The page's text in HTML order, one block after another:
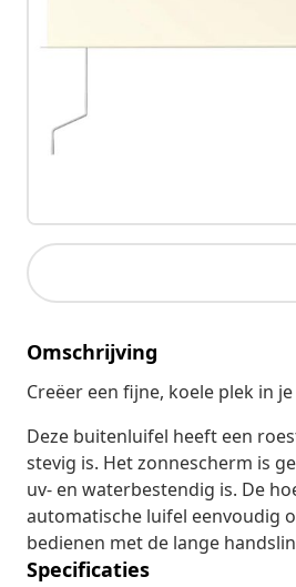
Omschrijving
Creëer een fijne, koele plek in
Deze buitenluifel heeft een
stevig is. Het zonnescherm is
uv- en waterbestendig is. De
automatische luifel eenvoudig
bedienen met de lange
Specificaties